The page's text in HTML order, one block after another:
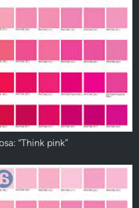
“Think pink”